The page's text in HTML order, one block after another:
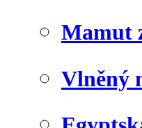
Mamut
Vlněný